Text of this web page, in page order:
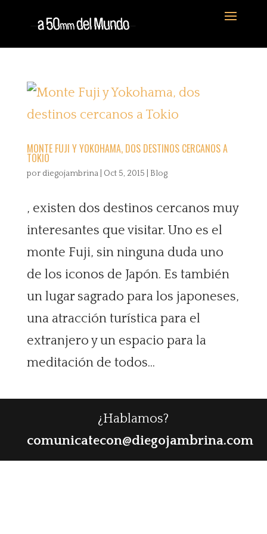
MONTE FUJI Y YOKOHAMA, DOS DESTINOS CERCANOS A
TOKIO
por diegojambrina| Oct 5, 2015 Blog
, existen dos destinos cercanos muy
interesantes que visitar. Uno es el
monte Fuji, sin ninguna duda uno
de los iconos de Japón. Es también
un lugar sagrado para los japoneses,
una atracción turística para el
extranjero y un espacio para la
meditación de todos...
¿Hablamos?
comunicatecon@diegojambrina.com